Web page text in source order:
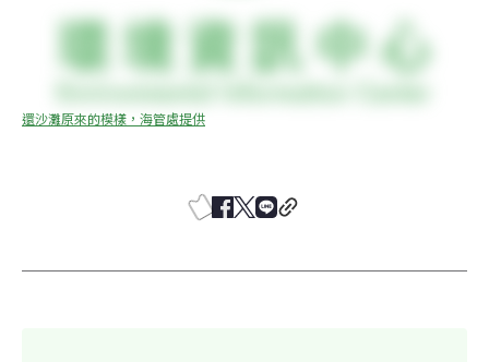
還沙灘原來的模樣，海管處提供